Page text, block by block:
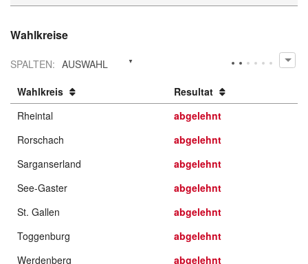
Wahlkreise
Statistik
Downloads
Wahlkreise
SPALTEN: AUSWAHL
Wahlkreis
Resultat
Rheintal
abgelehnt
Rorschach
abgelehnt
Sarganserland
abgelehnt
See-Gaster
abgelehnt
St. Gallen
abgelehnt
Toggenburg
abgelehnt
Werdenberg
abgelehnt